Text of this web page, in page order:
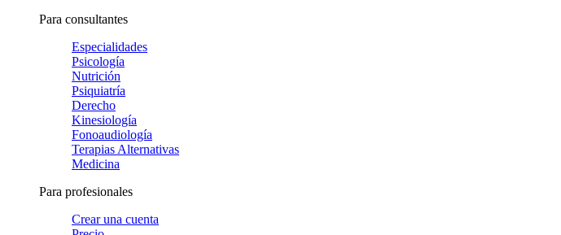
Para consultantes
Especialidades
Psicología
Nutrición
Psiquiatría
Derecho
Kinesiología
Fonoaudiología
Terapias Alternativas
Medicina
Para profesionales
Crear una cuenta